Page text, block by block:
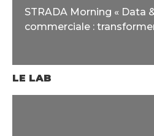
STRADA Morning « Data
commerciale :
LE LAB